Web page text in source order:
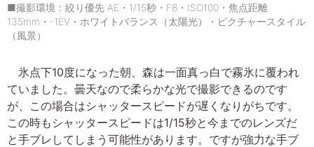
■撮影環境：絞り優先 AE・1/15秒・F8・ISO100・焦点距離
135mm・-1EV・ホワイトバランス（太陽光）・ピクチャースタイル
（風景）
氷点下10度になった朝、森は一面真っ白で霧氷に覆われ
ていました。曇天なので柔らかな光で撮影できるのです
が、この場合はシャッタースピードが遅くなりがちです。
この時もシャッタースピードは1/15秒と今までのレンズだ
と手ブレしてしまう可能性があります。ですが強力な手ブ